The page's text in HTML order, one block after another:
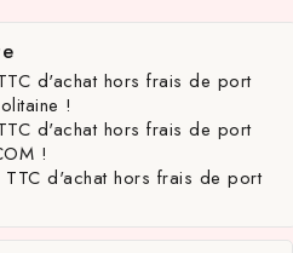
d'achat hors frais de port
!
d'achat hors frais de port
!
d'achat hors frais de port